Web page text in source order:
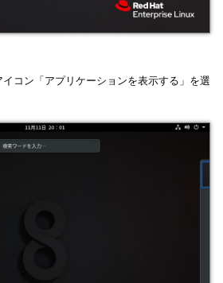
コン「アプリケーションを表示する」を選